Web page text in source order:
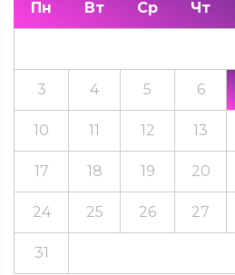
Пн Вт Ср Чт
3 4 5 6
10 11 12 13
17 18 19 20
24 25 26 27
31